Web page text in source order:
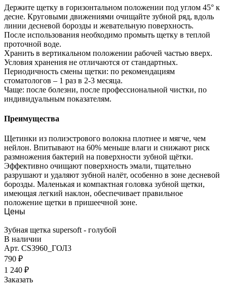
Держите щетку в горизонтальном положении под углом 45° к
десне. Круговыми движениями очищайте зубной ряд, вдоль
линии десневой борозды и жевательную поверхность.
После использования необходимо промыть щетку в теплой
проточной воде.
Хранить в вертикальном положении рабочей частью вверх.
Условия хранения не отличаются от стандартных.
Периодичность смены щетки: по рекомендациям
стоматологов – 1 раз в 2-3 месяца.
Чаще: после болезни, после профессиональной чистки, по
индивидуальным показателям.
Преимущества
Щетинки из полиэстрового волокна плотнее и мягче, чем
нейлон. Впитывают на 60% меньше влаги и снижают риск
размножения бактерий на поверхности зубной щётки.
Эффективно очищают поверхность эмали, тщательно
разрушают и удаляют зубной налёт, особенно в зоне десневой
борозды. Маленькая и компактная головка зубной щетки,
имеющая легкий наклон, обеспечивает правильное
положение щетки в пришеечной зоне.
Цены
Зубная щетка supersoft - голубой
В наличии
Арт. CS3960_ГОЛ3
790 ₽
1 240 ₽
Заказать